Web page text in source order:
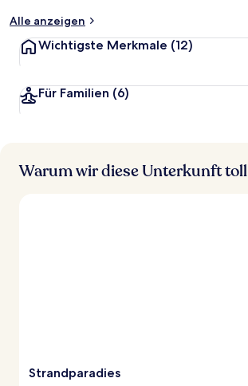
Alle anzeigen
Wichtigste Merkmale (12)
Für Familien (6)
Warum wir diese Unterkunft
Strandparadies